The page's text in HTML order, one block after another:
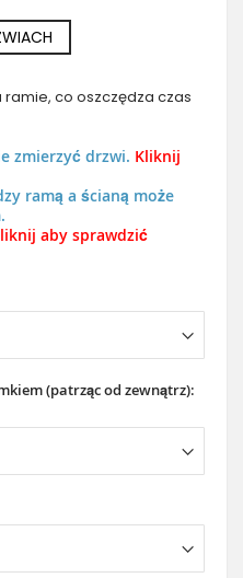
co oszczędza czas
zmierzyć drzwi. Kliknij
ramą a ścianą może
aby sprawdzić
(patrząc od zewnątrz):